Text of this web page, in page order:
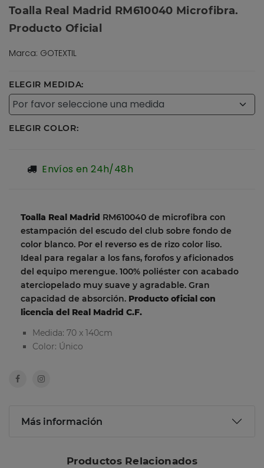
Toalla Real Madrid RM610040 Microfibra.
Producto Oficial
Marca: GOTEXTIL
ELEGIR MEDIDA:
ELEGIR COLOR:
Envíos en 24h/48h
Toalla Real Madrid RM610040 de microfibra con
estampación del escudo del club sobre fondo de
color blanco. Por el reverso es de rizo color liso.
Ideal para regalar a los fans, forofos y aficionados
del equipo merengue. 100% poliéster con acabado
aterciopelado muy suave y agradable. Gran
capacidad de absorción. Producto oficial con
licencia del Real Madrid C.F.
Medida: 70 x 140cm
Color: Único
Más información
Productos Relacionados